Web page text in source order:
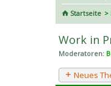
Startseite
Work in
Moderatoren:
Neues